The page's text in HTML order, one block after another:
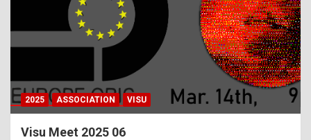
a
2025 ASSOCIATION VISU
Visu Meet 2025 06